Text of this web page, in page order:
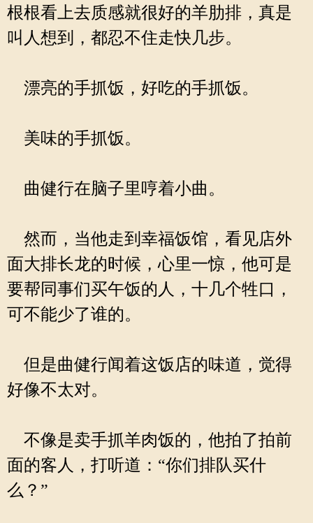
根根看上去质感就很好的羊肋排，真是
叫人想到，都忍不住走快几步。
漂亮的手抓饭，好吃的手抓饭。
美味的手抓饭。
曲健行在脑子里哼着小曲。
然而，当他走到幸福饭馆，看见店外
面大排长龙的时候，心里一惊，他可是
要帮同事们买午饭的人，十几个牲口，
可不能少了谁的。
但是曲健行闻着这饭店的味道，觉得
好像不太对。
不像是卖手抓羊肉饭的，他拍了拍前
面的客人，打听道：“你们排队买什
么？”